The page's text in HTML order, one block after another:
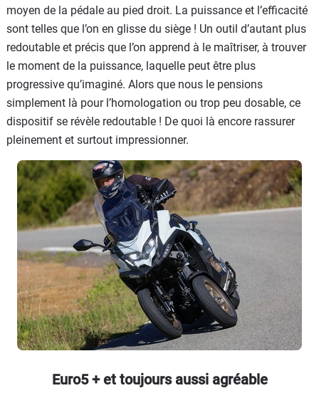
moyen de la pédale au pied droit. La puissance et l’efficacité
sont telles que l’on en glisse du siège ! Un outil d’autant plus
redoutable et précis que l’on apprend à le maîtriser, à trouver
le moment de la puissance, laquelle peut être plus
progressive qu’imaginé. Alors que nous le pensions
simplement là pour l’homologation ou trop peu dosable, ce
dispositif se révèle redoutable ! De quoi là encore rassurer
pleinement et surtout impressionner.
Euro5 + et toujours aussi agréable